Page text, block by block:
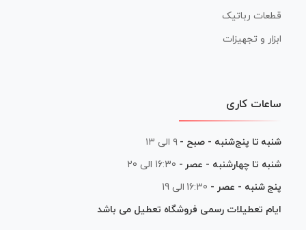
قطعات رباتیک
ابزار و تجهیزات
ساعات کاری
شنبه تا پنج‌شنبه - صبح - ۹ الی ۱۳
شنبه تا چهارشنبه - عصر - 16:30 الی 20
پنج شنبه - عصر - 16:30 الی 19
ایام تعطیلات رسمی فروشگاه تعطیل می باشد